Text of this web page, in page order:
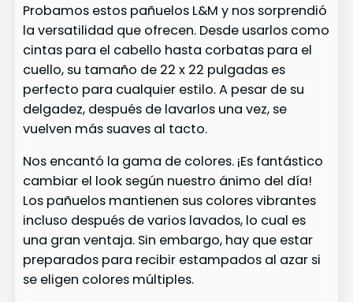
Probamos estos pañuelos L&M y nos sorprendió
la versatilidad que ofrecen. Desde usarlos como
cintas para el cabello hasta corbatas para el
cuello, su tamaño de 22 x 22 pulgadas es
perfecto para cualquier estilo. A pesar de su
delgadez, después de lavarlos una vez, se
vuelven más suaves al tacto.
Nos encantó la gama de colores. ¡Es fantástico
cambiar el look según nuestro ánimo del día!
Los pañuelos mantienen sus colores vibrantes
incluso después de varios lavados, lo cual es
una gran ventaja. Sin embargo, hay que estar
preparados para recibir estampados al azar si
se eligen colores múltiples.